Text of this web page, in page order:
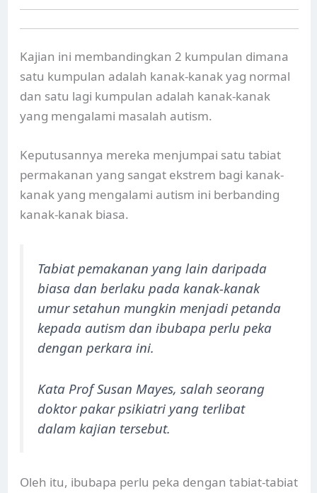
Kajian ini membandingkan 2 kumpulan dimana
satu kumpulan adalah kanak-kanak yag normal
dan satu lagi kumpulan adalah kanak-kanak
yang mengalami masalah autism.
Keputusannya mereka menjumpai satu tabiat
permakanan yang sangat ekstrem bagi kanak-
kanak yang mengalami autism ini berbanding
kanak-kanak biasa.
Tabiat pemakanan yang lain daripada
biasa dan berlaku pada kanak-kanak
umur setahun mungkin menjadi petanda
kepada autism dan ibubapa perlu peka
dengan perkara ini.
Kata Prof Susan Mayes, salah seorang
doktor pakar psikiatri yang terlibat
dalam kajian tersebut.
Oleh itu, ibubapa perlu peka dengan tabiat-tabiat